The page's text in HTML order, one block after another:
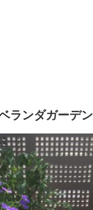
ランダガーデン